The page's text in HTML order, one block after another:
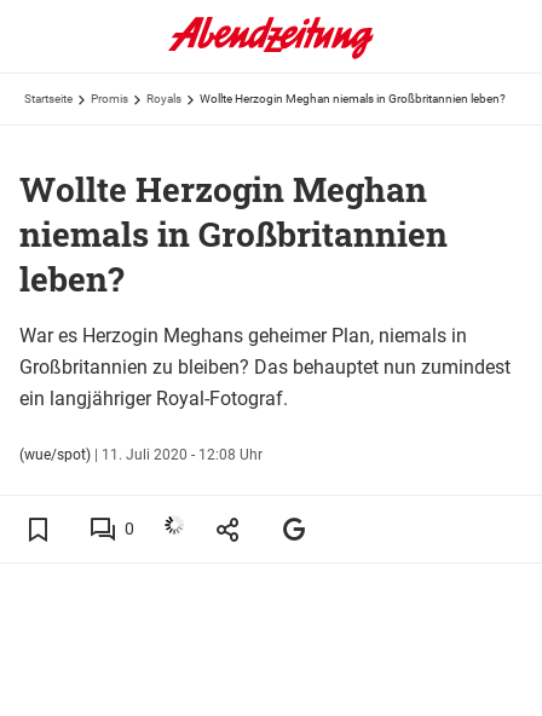
Startseite Promis Royals Wollte Herzogin Meghan niemals in Großbritannien leben?
Wollte Herzogin Meghan
niemals in Großbritannien
leben?
War es Herzogin Meghans geheimer Plan, niemals in
Großbritannien zu bleiben? Das behauptet nun zumindest
ein langjähriger Royal-Fotograf.
(wue/spot) | 11. Juli 2020 - 12:08 Uhr
0